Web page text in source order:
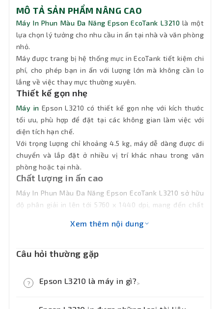
Hệ
điều
hành
hỗ trợ
Windows 7, Windows 8, Windows 8.1,
Windows Server 2008 (32/64bit), Windows
(64bit), Windows Server 2012 R2, Windows
Server 2016, Windows Vista, Windows XP
Professional x64 Edition SP2 or later,
Windows XP SP3 or later (32-bit), Windows
Server 2003 R2,
mực
sử
dụng
C13T00V100 Black, C13T00V200 Cyan,
C13T00V300 Magenta , C13T00V400 Yellow
Tính
năng
chính
In phun màu đa năng (Print, Scan, Copy )
24 tháng hay 30.000 trang in ( tùy theo điều
MÔ TẢ SẢN PHẨM NÂNG CAO
Máy In Phun Màu Đa Năng Epson EcoTank L3210 là một
lựa chọn lý tưởng cho nhu cầu in ấn tại nhà và văn phòng
nhỏ.
Máy được trang bị hệ thống mực in EcoTank tiết kiệm chi
phí, cho phép bạn in ấn với lượng lớn mà không cần lo
lắng về việc thay mực thường xuyên.
Thiết kế gọn nhẹ
Máy in Epson L3210 có thiết kế gọn nhẹ với kích thước
tối ưu, phù hợp để đặt tại các không gian làm việc với
diện tích hạn chế.
Với trọng lượng chỉ khoảng 4.5 kg, máy dễ dàng được di
chuyển và lắp đặt ở nhiều vị trí khác nhau trong văn
phòng hoặc tại nhà.
Chất lượng in ấn cao
Máy In Phun Màu Đa Năng Epson EcoTank L3210 sở hữu
độ phân giải in lên tới 5760 x 1440 dpi, mang đến chất
trang/phút cho in trắng đen và 5 trang/phút cho in màu,
Xem thêm nội dung
Câu hỏi thường gặp
? Epson L3210 là máy in gì?>